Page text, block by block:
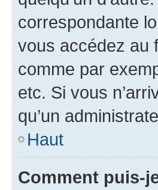
correspondante
vous accédez au
comme par
etc. Si vous
qu’un
Haut
Comment puis-